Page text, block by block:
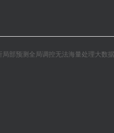
部预测全局调控无法海量处理大数据